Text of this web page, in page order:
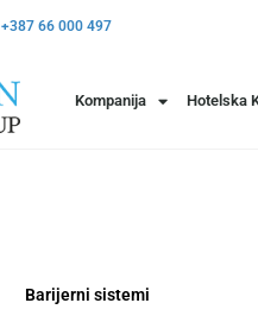
+387 66 000 497
Kompanija Hotelska
Barijerni sistemi